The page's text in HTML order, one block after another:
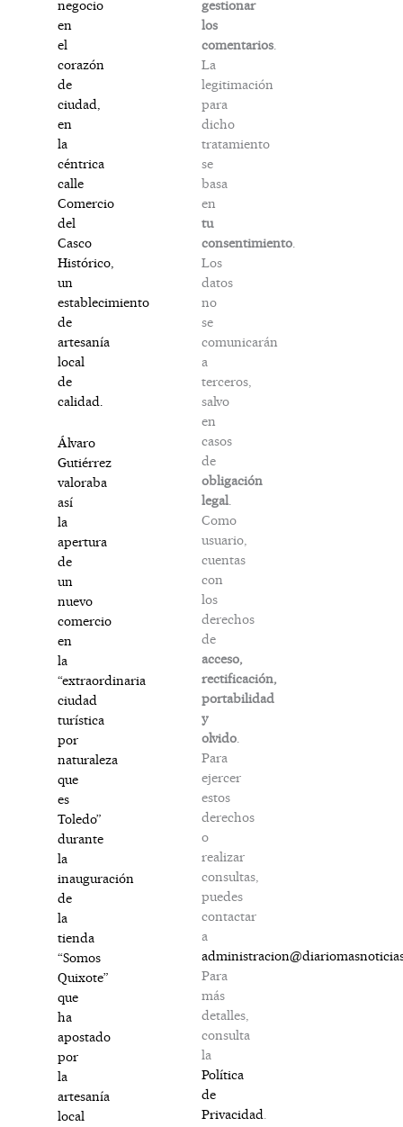
negocio
en
el
corazón
de
ciudad,
en
la
céntrica
calle
Comercio
del
Casco
Histórico,
un
establecimiento
de
artesanía
local
de
calidad.
Álvaro
Gutiérrez
valoraba
así
la
apertura
de
un
nuevo
comercio
en
la
“extraordinaria
ciudad
turística
por
naturaleza
que
es
Toledo”
durante
la
inauguración
de
la
tienda
“Somos
Quixote”
que
ha
apostado
por
la
artesanía
local
gestionar
los
comentarios.
La
legitimación
para
dicho
tratamiento
se
basa
en
tu
consentimiento.
Los
datos
no
se
comunicarán
a
terceros,
salvo
en
casos
de
obligación
legal.
Como
usuario,
cuentas
con
los
derechos
de
acceso,
rectificación,
portabilidad
y
olvido.
Para
ejercer
estos
derechos
o
realizar
consultas,
puedes
contactar
a
Para
más
detalles,
consulta
la
Política
de
Privacidad